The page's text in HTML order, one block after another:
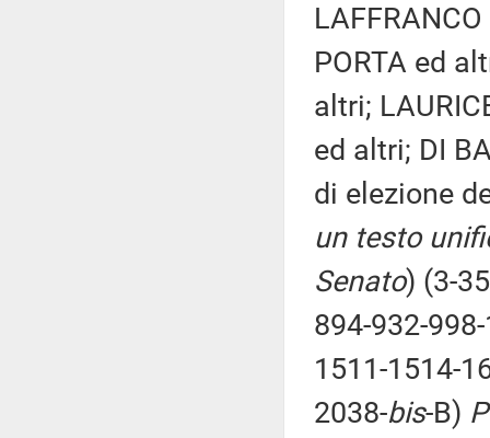
PORTA ed
altri;
ed altri; DI
di elezione
un testo
Senato) (3-
894-932-
1511-1514-
2038-bis-B)